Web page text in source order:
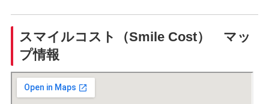
スマイルコスト（Smile Cost） マッ
プ情報